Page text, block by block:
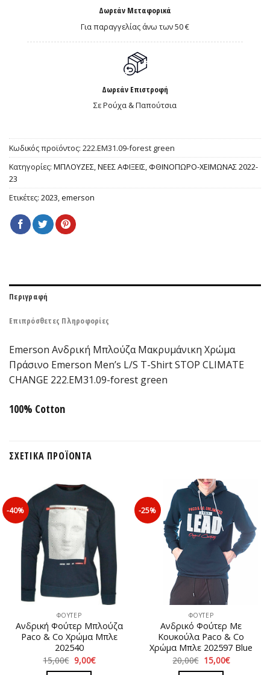
Δωρεάν Μεταφορικά
Για παραγγελίας άνω των 50 €
Δωρεάν Επιστροφή
Σε Ρούχα & Παπούτσια
Κωδικός προϊόντος: 222.EM31.09-forest green
Κατηγορίες: ΜΠΛΟΥΖΕΣ,ΝΕΕΣ ΑΦΙΞΕΙΣ, ΦΘΙΝΟΠΩΡΟ-ΧΕΙΜΩΝΑΣ 2022-
23
Ετικέτες: 2023,emerson
Περιγραφή
Επιπρόσθετες Πληροφορίες
Emerson Ανδρική Μπλούζα Μακρυμάνικη Χρώμα
Πράσινο Emerson Men’s L/S T-Shirt STOP CLIMATE
CHANGE 222.EM31.09-forest green
100% Cotton
ΣΧΕΤΙΚΆ ΠΡΟΪΌΝΤΑ
-40%
ΦΟΥΤΕΡ
Ανδρική Φούτερ Μπλούζα
Paco & Co Χρώμα Μπλε
202540
15,00€ Original
price
9,00€Η
τρέχουσα
-25%
ΦΟΥΤΕΡ
Ανδρικό Φούτερ Με
Κουκούλα Paco & Co
Χρώμα Μπλε 202597 Blue
20,00€ Original
price
15,00€Η
τρέχουσα